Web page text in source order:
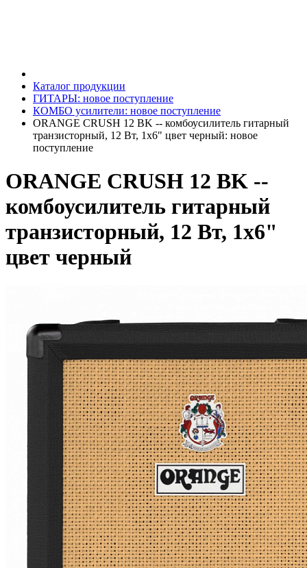
Каталог продукции
ГИТАРЫ: новое поступление
КОМБО усилители: новое поступление
ORANGE CRUSH 12 BK -- комбоусилитель гитарный
транзисторный, 12 Вт, 1х6" цвет черный: новое
поступление
ORANGE CRUSH 12 BK --
комбоусилитель гитарный
транзисторный, 12 Вт, 1х6"
цвет черный